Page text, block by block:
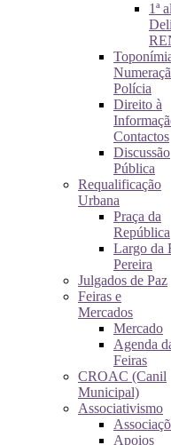
1ª
Polícia
Direito à
Contactos
Discussão
Pública
Requalificação
Urbana
Praça da
República
Largo da
Pereira
Julgados de Paz
Feiras e
Mercados
Mercado
Agenda
Feiras
CROAC (Canil
Municipal)
Associativismo
Apoios